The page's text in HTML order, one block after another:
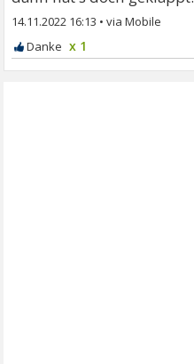
14.11.2022 16:13 •
x 1